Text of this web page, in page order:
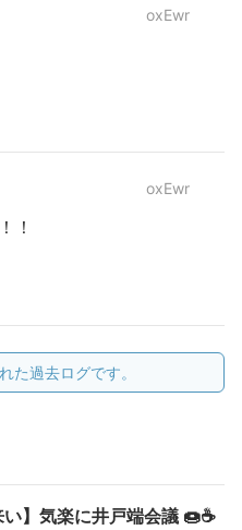
oxEwr
oxEwr
！
た過去ログです。
】気楽に井戸端会議 🍩☕️